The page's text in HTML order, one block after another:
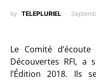
by TELEPLURIEL
Le Comité
Découvertes RFI, a
l’Édition 2018. Ils